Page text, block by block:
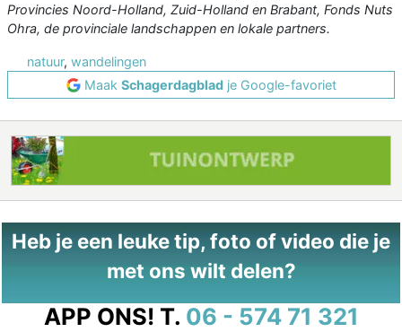
Provincies Noord-Holland, Zuid-Holland en Brabant, Fonds Nuts
Ohra, de provinciale landschappen en lokale partners.
natuur, wandelingen
Maak Schagerdagbladje Google-favoriet
Heb je een leuke tip, foto of video die je
met ons wilt delen?
APP ONS! T. 06 - 574 71 321